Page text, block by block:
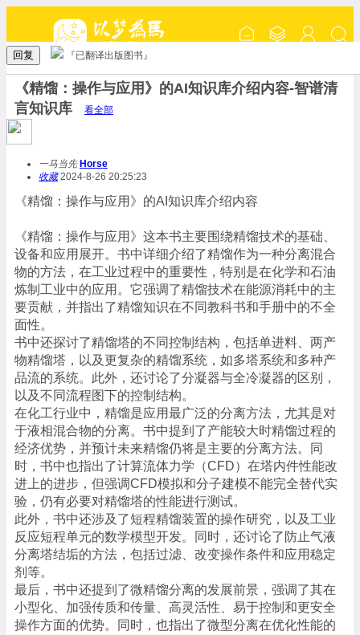
回复 『已翻译出版图书』
《精馏：操作与应用》的AI知识库介绍内容-智谱清
言知识库
看全部
一马当先 Horse
收藏2024-8-26 20:25:23
《精馏：操作与应用》的AI知识库介绍内容
《精馏：操作与应用》这本书主要围绕精馏技术的基础、
设备和应用展开。书中详细介绍了精馏作为一种分离混合
物的方法，在工业过程中的重要性，特别是在化学和石油
炼制工业中的应用。它强调了精馏技术在能源消耗中的主
要贡献，并指出了精馏知识在不同教科书和手册中的不全
面性。
书中还探讨了精馏塔的不同控制结构，包括单进料、两产
物精馏塔，以及更复杂的精馏系统，如多塔系统和多种产
品流的系统。此外，还讨论了分凝器与全冷凝器的区别，
以及不同流程图下的控制结构。
在化工行业中，精馏是应用最广泛的分离方法，尤其是对
于液相混合物的分离。书中提到了产能较大时精馏过程的
经济优势，并预计未来精馏仍将是主要的分离方法。同
时，书中也指出了计算流体力学（CFD）在塔内件性能改
进上的进步，但强调CFD模拟和分子建模不能完全替代实
验，仍有必要对精馏塔的性能进行测试。
此外，书中还涉及了短程精馏装置的操作研究，以及工业
反应短程单元的数学模型开发。同时，还讨论了防止气液
分离塔结垢的方法，包括过滤、改变操作条件和应用稳定
剂等。
最后，书中还提到了微精馏分离的发展前景，强调了其在
小型化、加强传质和传量、高灵活性、易于控制和更安全
操作方面的优势。同时，也指出了微型分离在优化性能的